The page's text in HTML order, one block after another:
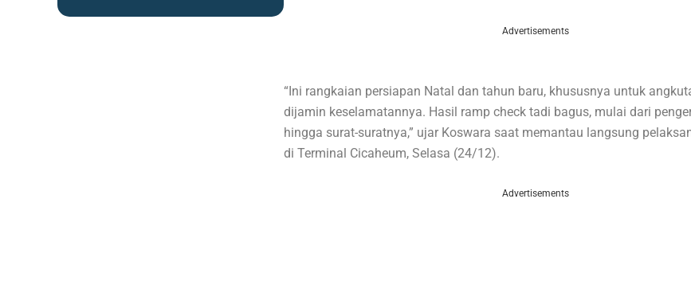
Advertisements
“Ini rangkaian persiapan Natal dan tahun baru, khususnya untuk
dijamin keselamatannya. Hasil ramp check tadi bagus, mulai dari
hingga surat-suratnya,” ujar Koswara saat memantau langsung
di Terminal Cicaheum, Selasa (24/12).
Advertisements